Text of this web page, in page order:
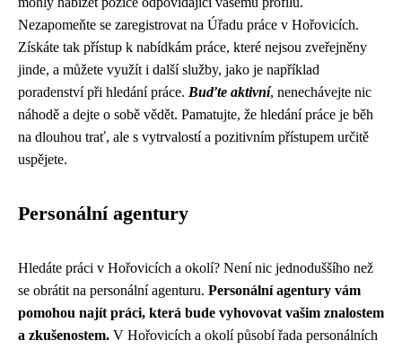
Nezapomeňte se zaregistrovat na Úřadu práce v Hořovicích.
Získáte tak přístup k nabídkám práce, které nejsou zveřejněny
jinde, a můžete využít i další služby, jako je například
poradenství při hledání práce. Buďte aktivní, nenechávejte nic
náhodě a dejte o sobě vědět. Pamatujte, že hledání práce je běh
na dlouhou trať, ale s vytrvalostí a pozitivním přístupem určitě
uspějete.
Personální agentury
Hledáte práci v Hořovicích a okolí? Není nic jednoduššího než
se obrátit na personální agenturu. Personální agentury vám
pomohou najít práci, která bude vyhovovat vašim znalostem
a zkušenostem. V Hořovicích a okolí působí řada personálních